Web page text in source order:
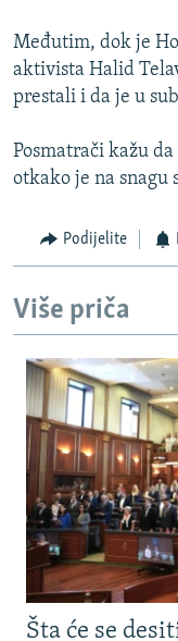
SVE KARTE DEJTONA
NASTANAK I RASPAD
Međutim, dok je
aktivista Halid
prestali i da je u
Posmatrači kažu
otkako je na snagu
Podijelite
Više priča
Šta će se